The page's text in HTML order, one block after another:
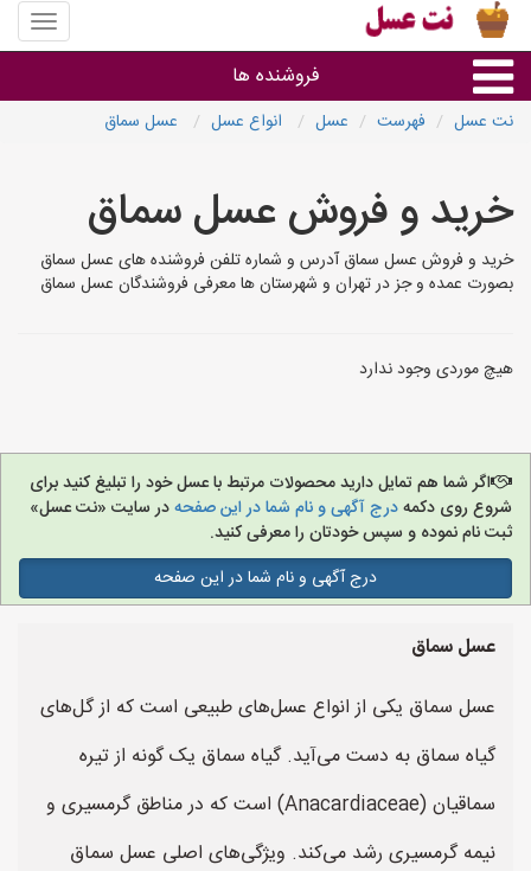
منوی
سایت
عسل
فروشنده ها
استان ها
نت عسل فهرست عسل انواع عسل عسل سماق
خرید و فروش عسل سماق
خرید و فروش عسل سماق آدرس و شماره تلفن فروشنده های عسل سماق
بصورت عمده و جز در تهران و شهرستان ها معرفی فروشندگان عسل سماق
هیچ موردی وجود ندارد
اگر شما هم تمایل دارید محصولات مرتبط با عسل خود را تبلیغ کنید برای
شروع روی دکمهدرج آگهی و نام شما در این صفحهدر سایت «نت عسل»
ثبت نام نموده و سپس خودتان را معرفی کنید.
درج آگهی و نام شما در این صفحه
عسل سماق
عسل سماق یکی از انواع عسل‌های طبیعی است که از گل‌های
گیاه سماق به دست می‌آید. گیاه سماق یک گونه از تیره
سماقیان (Anacardiaceae) است که در مناطق گرمسیری و
نیمه گرمسیری رشد می‌کند. ویژگی‌های اصلی عسل سماق